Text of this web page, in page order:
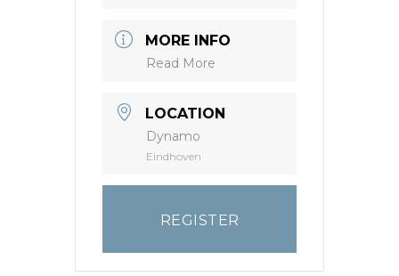
MORE INFO
Read More
LOCATION
Dynamo
Eindhoven
REGISTER